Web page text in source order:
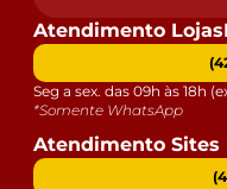
Atendimento
Seg a sex. das 09h às 18h
*Somente WhatsApp
Atendimento Sites